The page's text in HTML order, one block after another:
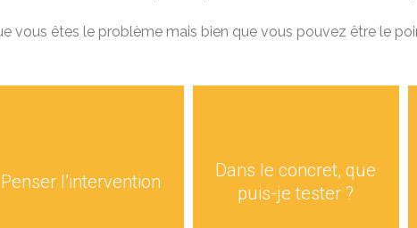
vous êtes le problème mais bien que vous pouvez être le
Penser l’intervention
Dans le concret, que
puis-je tester ?